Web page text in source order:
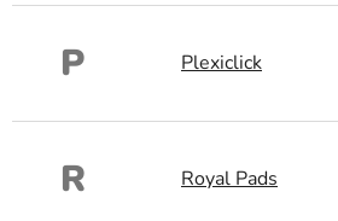
P Plexiclick
R Royal Pads